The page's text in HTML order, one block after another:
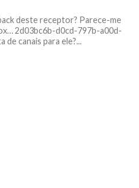
deste receptor? Parece-me
2d03bc6b-d0cd-797b-a00d-
canais para ele?...